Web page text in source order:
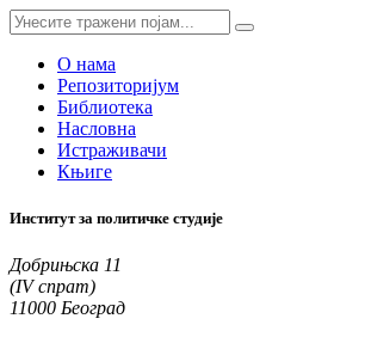
О нама
Репозиторијум
Библиотека
Насловна
Истраживачи
Књиге
Институт за политичке студије
Добрињска 11
(IV спрат)
11000 Београд